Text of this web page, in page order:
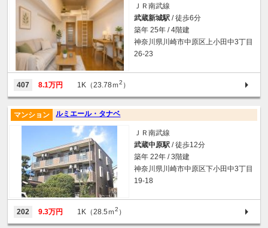
ＪＲ南武線
武蔵新城駅 / 徒歩6分
築年 25年 / 4階建
神奈川県川崎市中原区上小田中3丁目
26-23
407 8.1万円 1K（23.78ｍ2 ）
ルミエール・タナベ
マンション
ＪＲ南武線
武蔵中原駅 / 徒歩12分
築年 22年 / 3階建
神奈川県川崎市中原区下小田中3丁目
19-18
202 9.3万円 1K（28.5ｍ2 ）